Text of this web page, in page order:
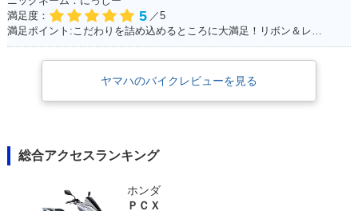
満足度：
5 ／5
ヤマハのバイクレビューを見る
総合アクセスランキング
ホンダ
ＰＣＸ